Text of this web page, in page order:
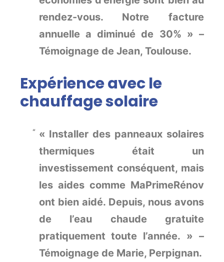
rendez-vous. Notre facture
annuelle a diminué de 30% » –
Témoignage de Jean, Toulouse.
Expérience avec le
chauffage solaire
« Installer des panneaux solaires
thermiques était un
investissement conséquent, mais
les aides comme MaPrimeRénov
ont bien aidé. Depuis, nous avons
de l’eau chaude gratuite
pratiquement toute l’année. » –
Témoignage de Marie, Perpignan.